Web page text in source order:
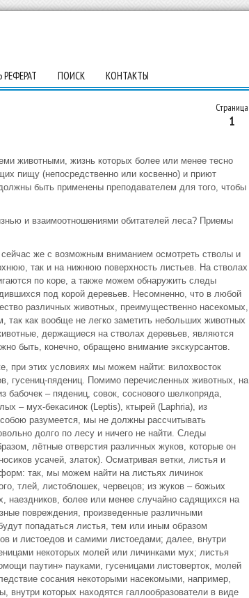
ПОИСК КОНТАКТЫ
Страница
1
животными, жизнь которых более или менее тесно
пищу (непосредственно или косвенно) и приют
быть применены преподавателем для того, чтобы
и взаимоотношениями обитателей леса? Приемы
же с возможным вниманием осмотреть стволы и
так и на нижнюю поверхность листьев. На стволах
по коре, а также можем обнаружить следы
под корой деревьев. Несомненно, что в любой
различных животных, преимущественно насекомых,
так как вообще не легко заметить небольших животных
держащиеся на стволах деревьев, являются
быть, конечно, обращено внимание экскурсантов.
при этих условиях мы можем найти: вилохвосток
гусениц-пядениц. Помимо перечисленных животных, на
бабочек – пядениц, совок, соснового шелкопряда,
– мух-бекасинок (Leptis), ктырей (Laphria), из
разумеется, мы не должны рассчитывать
долго по лесу и ничего не найти. Следы
лётные отверстия различных жуков, которые он
усачей, златок). Осматривая ветки, листья и
так, мы можем найти на листьях личинок
тлей, листоблошек, червецов; из жуков – божьих
наездников, более или менее случайно садящихся на
повреждения, произведенные различными
попадаться листья, тем или иным образом
и листоедов и самими листоедами; далее, внутри
некоторых молей или личинками мух; листья
паутин» пауками, гусеницами листоверток, молей
сосания некоторыми насекомыми, например,
которых находятся галлообразователи в виде